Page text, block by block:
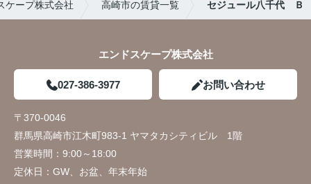
ケープ株式会社 高崎市の賃貸一覧 セジュール八千代 Ｂ
エンドスケープ株式会社
027-386-3977 お問い合わせ
〒370-0046
群馬県高崎市江木町983-1 ヤマタカシティビル 1階
営業時間： 9:00～18:00
定休日： GW、お盆、年末年始